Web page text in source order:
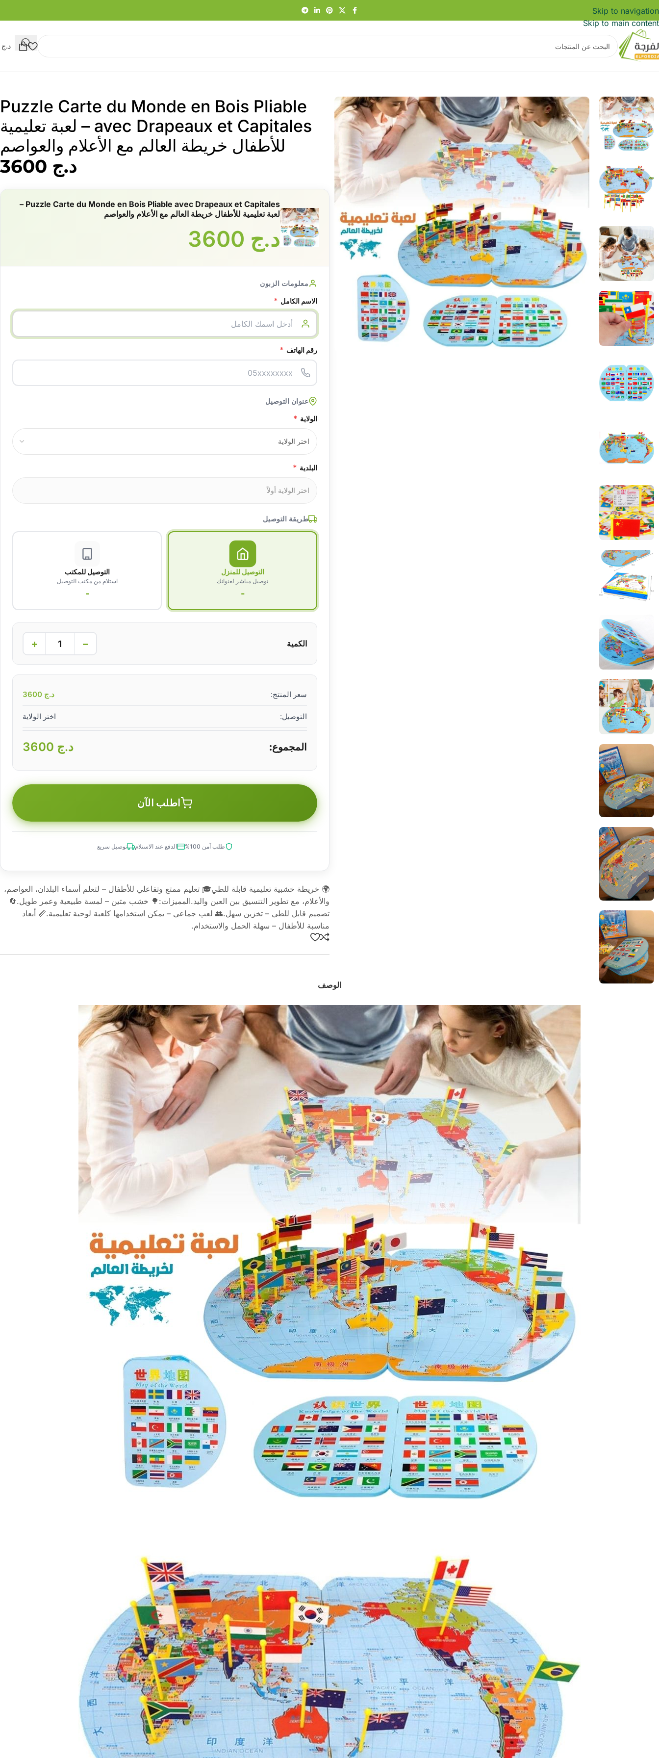
Skip to navigation
Skip to main content
د.ج
Puzzle Carte du Monde en Bois Pliable
avec Drapeaux et Capitales – لعبة تعليمية
للأطفال خريطة العالم مع الأعلام والعواصم
د.ج
Puzzle Carte du Monde en Bois Pliable avec Drapeaux et Capitales –
لعبة تعليمية للأطفال خريطة العالم مع الأعلام والعواصم
د.ج
معلومات الزبون
الاسم الكامل *
رقم الهاتف *
عنوان التوصيل
الولاية *
البلدية *
طريقة التوصيل
التوصيل للمنزل
توصيل مباشر لعنوانك
-
التوصيل للمكتب
استلام من مكتب التوصيل
-
الكمية −
+
سعر المنتج: د.ج
التوصيل: اختر الولاية
المجموع: د.ج
اطلب الآن
طلب آمن 100% الدفع عند الاستلام توصيل سريع
🌍 خريطة خشبية تعليمية قابلة للطي🎓 تعليم ممتع وتفاعلي للأطفال – لتعلم أسماء البلدان، العواصم،
والأعلام، مع تطوير التنسيق بين العين واليد.المميزات:🌳 خشب متين – لمسة طبيعية وعمر طويل.🔄
تصميم قابل للطي – تخزين سهل.👥 لعب جماعي – يمكن استخدامها كلعبة لوحية تعليمية.📏 أبعاد
مناسبة للأطفال – سهلة الحمل والاستخدام.
الوصف